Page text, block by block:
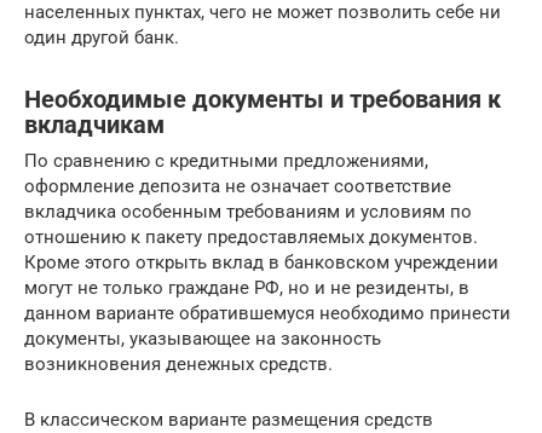
населенных пунктах, чего не может позволить себе ни
один другой банк.
Необходимые документы и требования к
вкладчикам
По сравнению с кредитными предложениями,
оформление депозита не означает соответствие
вкладчика особенным требованиям и условиям по
отношению к пакету предоставляемых документов.
Кроме этого открыть вклад в банковском учреждении
могут не только граждане РФ, но и не резиденты, в
данном варианте обратившемуся необходимо принести
документы, указывающее на законность
возникновения денежных средств.
В классическом варианте размещения средств